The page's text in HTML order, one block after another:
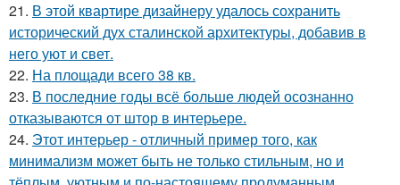
21. В этой квартире дизайнеру удалось сохранить
исторический дух сталинской архитектуры, добавив в
него уют и свет.
22. На площади всего 38 кв.
23. В последние годы всё больше людей осознанно
отказываются от штор в интерьере.
24. Этот интерьер - отличный пример того, как
минимализм может быть не только стильным, но и